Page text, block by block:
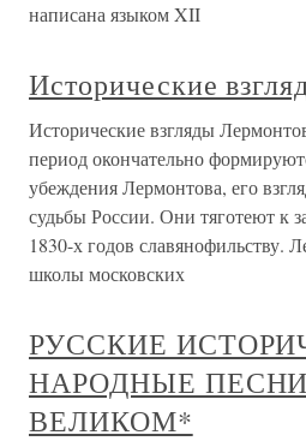
написана языком XII
Исторические
Исторические взгляды
период окончательно
убеждения Лермонтова, его
судьбы России. Они тяготеют к
1830-х годов славянофильству.
школы московских
РУССКИЕ
НАРОДНЫЕ
ВЕЛИКОМ*